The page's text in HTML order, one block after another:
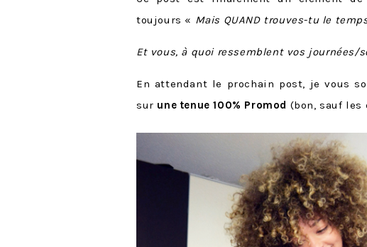
toujours « Mais QUAND trouves-tu le
Et vous, à quoi ressemblent vos journées/
En attendant le prochain post, je vous
sur une tenue 100% Promod (bon, sauf les